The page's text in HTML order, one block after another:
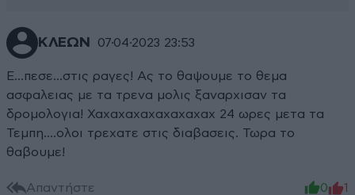
ΚΛΕΩΝ 07·04·2023 23:53
Ε...πεσε...στις ραγες! Ας το θαψουμε το θεμα
ασφαλειας με τα τρενα μολις ξαναρχισαν τα
δρομολογια! Χαχαχαχαχαχαχαχαχ 24 ωρες μετα τα
Τεμπη....ολοι τρεχατε στις διαβασεις. Τωρα το
θαβουμε!
Απαντήστε 0 1